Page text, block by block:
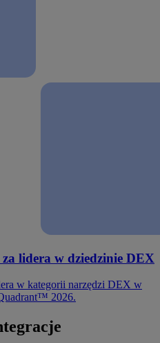
lidera w dziedzinie DEX
w kategorii narzędzi DEX w
2026.